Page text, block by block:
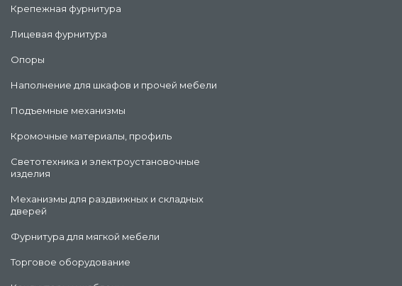
Крепежная фурнитура
Лицевая фурнитура
Опоры
Наполнение для шкафов и прочей мебели
Подъемные механизмы
Кромочные материалы, профиль
Светотехника и электроустановочные
изделия
Механизмы для раздвижных и складных
дверей
Фурнитура для мягкой мебели
Торговое оборудование